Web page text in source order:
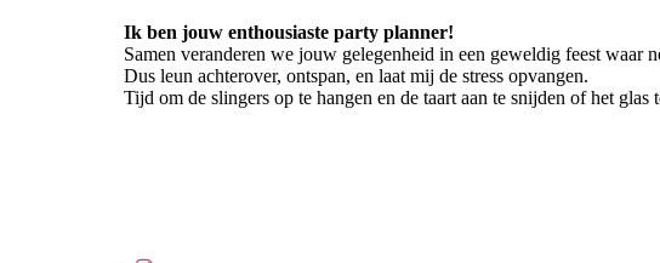
Ik ben jouw enthousiaste party planner!
Samen veranderen we jouw gelegenheid in een geweldig feest waar
Dus leun achterover, ontspan, en laat mij de stress opvangen.
Tijd om de slingers op te hangen en de taart aan te snijden of het glas